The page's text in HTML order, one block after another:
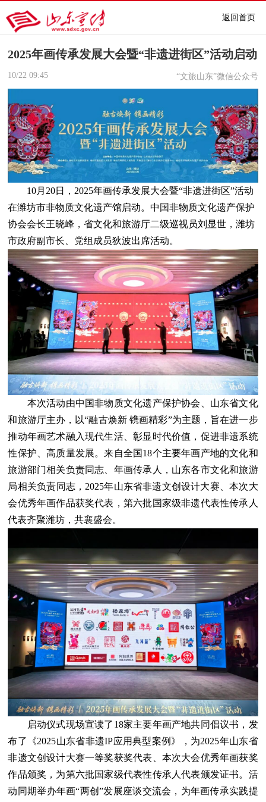
返回首页
2025年画传承发展大会暨“非遗进街区”活动启动
10/22 09:45 “文旅山东”微信公众号
10月20日，2025年画传承发展大会暨“非遗进街区”活动
在潍坊市非物质文化遗产馆启动。中国非物质文化遗产保护
协会会长王晓峰，省文化和旅游厅二级巡视员刘显世，潍坊
市政府副市长、党组成员狄波出席活动。
本次活动由中国非物质文化遗产保护协会、山东省文化
和旅游厅主办，以“融古焕新 镌画精彩”为主题，旨在进一步
推动年画艺术融入现代生活、彰显时代价值，促进非遗系统
性保护、高质量发展。来自全国18个主要年画产地的文化和
旅游部门相关负责同志、年画传承人，山东各市文化和旅游
局相关负责同志，2025年山东省非遗文创设计大赛、本次大
会优秀年画作品获奖代表，第六批国家级非遗代表性传承人
代表齐聚潍坊，共襄盛会。
启动仪式现场宣读了18家主要年画产地共同倡议书，发
布了《2025山东省非遗IP应用典型案例》，为2025年山东省
非遗文创设计大赛一等奖获奖代表、本次大会优秀年画获奖
作品颁奖，为第六批国家级代表性传承人代表颁发证书。活
动同期举办年画“两创”发展座谈交流会，为年画传承实践提